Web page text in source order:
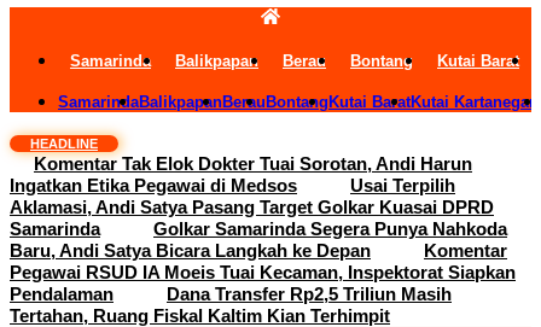
Samarinda Balikpapan Berau Bontang Kutai Barat
SamarindaBalikpapanBerau Bontang Kutai BaratKutai
HEADLINE
Komentar Tak Elok Dokter Tuai Sorotan, Andi Harun
Ingatkan Etika Pegawai di Medsos
Usai Terpilih
Aklamasi, Andi Satya Pasang Target Golkar Kuasai DPRD
Samarinda
Golkar Samarinda Segera Punya Nahkoda
Baru, Andi Satya Bicara Langkah ke Depan
Komentar
Pegawai RSUD IA Moeis Tuai Kecaman, Inspektorat Siapkan
Pendalaman
Dana Transfer Rp2,5 Triliun Masih
Tertahan, Ruang Fiskal Kaltim Kian Terhimpit